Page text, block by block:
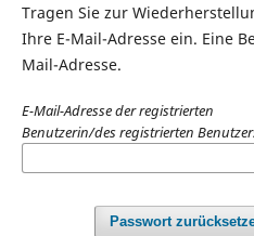
Tragen Sie zur
Ihre E-Mail-Adresse ein. Eine
Mail-Adresse.
E-Mail-Adresse der registrierten
Benutzerin/des registrierten
Passwort